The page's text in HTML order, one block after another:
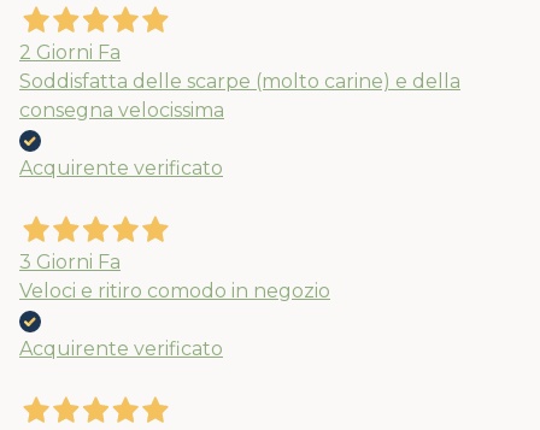
2 Giorni Fa
Soddisfatta delle scarpe (molto carine) e della
consegna velocissima
Acquirente verificato
3 Giorni Fa
Veloci e ritiro comodo in negozio
Acquirente verificato